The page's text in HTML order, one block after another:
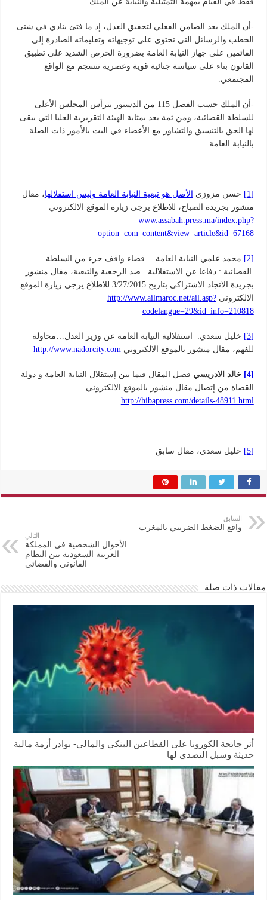
-أن الملك يعد الضامن الفعلي لتحقيق العدل، إذ ما فتئ ينادي في شتى
الخطب والرسائل التي تحتوي على توجيهاته وتعليماته الصادرة إلى
القائمين على جهاز النيابة العامة بضرورة الحرص الشديد على تطبيق
القانون بناء على سياسة جنائية قوية وعصرية تنسجم مع الواقع
المجتمعي.
-أن الملك حسب الفصل 115 من الدستور يترأس المجلس الأعلى
للسلطة القضائية، ومن ثمة يعد بمثابة الهيئة التقريرية العليا التي يبقى
لها الحق بالتنسيق والتشاور مع الأعضاء في البت بالأمور ذات الصلة
بالنيابة العامة.
[1] حسن مزوزي الأصل هو تبعية النيابة العامة وليس استقلالها، مقال
منشور بجريدة الصباح، للاطلاع يرجى زيارة الموقع الالكتروني
www.assabah.press.ma/index.php?
option=com_content&view=article&id=67168
[2]
محمد علمي النيابة العامة… قضاء واقف جزء من السلطة
القضائية : دفاعا عن الاستقلالية.. ضد الرجعية والتبعية، مقال منشور
بجريدة الاتجاد الاشتراكي بتاريخ 3/27/2015 للاطلاع يرجى زيارة الموقع
الالكترونيhttp://www.ailmaroc.net/ail.asp?
codelangue=29&id_info=210818
[3]
خليل سعدي: استقلالية النيابة العامة عن وزير العدل…محاولة
للفهم، مقال منشور بالموقع الالكتروني http://www.nadorcity.com
[4] خالد الادريسي فصل المقال فيما بين إستقلال النيابة العامة و دولة
القضاة من إتصال مقال منشور بالموقع الالكتروني
http://hibapress.com/details-48911.html
[5] خليل سعدي، مقال سابق
السابق
واقع الضغط الضريبي بالمغرب
التالي
الأحوال الشخصية في المملكة
العربية السعودية بين النظام
القانوني والقضائي
مقالات ذات صلة
أثر جائحة الكورونا على القطاعين البنكي والمالي- بوادر أزمة مالية
حديثة وسبل التصدي لها